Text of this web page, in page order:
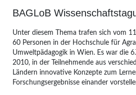
BAGLoB
Unter diesem Thema trafen sich vom
60 Personen in der Hochschule für
Umweltpädagogik in Wien. Es war die
2010, in der Teilnehmende aus
Ländern innovative Konzepte zum
Forschungsergebnisse einander